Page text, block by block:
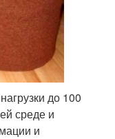
до 100
среде и
и